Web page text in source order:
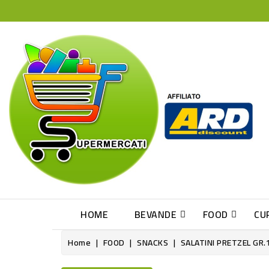
HOME BEVANDE FOOD
Home FOOD SNACKS SALATINI PRETZEL